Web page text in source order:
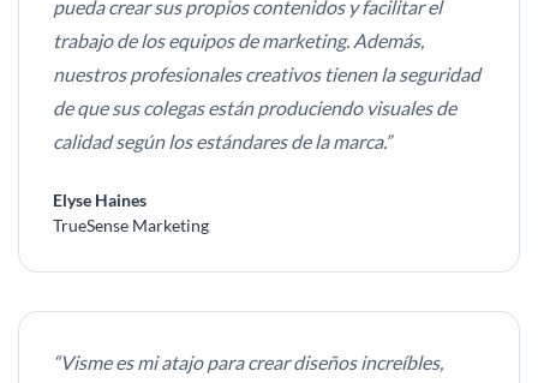
pueda crear sus propios contenidos y facilitar el
trabajo de los equipos de marketing. Además,
nuestros profesionales creativos tienen la seguridad
de que sus colegas están produciendo visuales de
calidad según los estándares de la marca.”
Elyse Haines
TrueSense Marketing
“Visme es mi atajo para crear diseños increíbles,